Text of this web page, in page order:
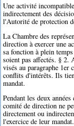
Une activité
indirectement des
l'Autorité de protection
La Chambre des
direction à exercer une
sa fonction à plein
soient pas affectés. § 2.
visés au paragraphe 1er
conflits d'intérêts. Ils
mandat.
Pendant les deux
comité de direction ne
directement ou
l'exercice de leur mandat.